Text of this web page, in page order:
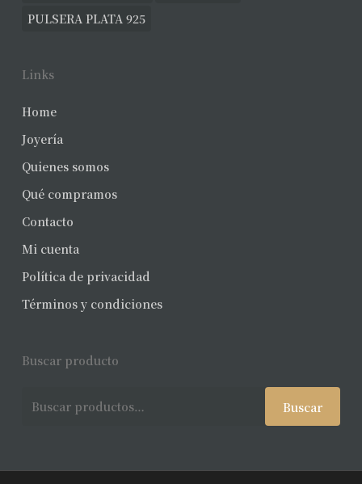
PULSERA PLATA 925
Links
Home
Joyería
Quienes somos
Qué compramos
Contacto
Mi cuenta
Política de privacidad
Términos y condiciones
Buscar producto
Buscar